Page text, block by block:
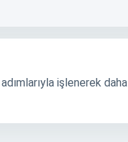
işlenerek daha